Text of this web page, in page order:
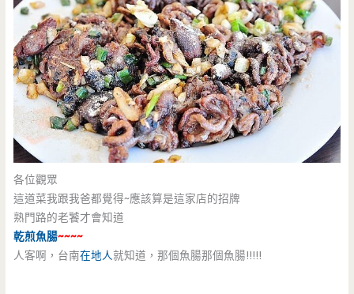
各位觀眾
這道菜我跟我爸都覺得~應該算是這家店的招牌
熟門路的老饕才會知道
乾煎魚腸~~~~
人客啊，台南在地人就知道，那個魚腸那個魚腸!!!!!